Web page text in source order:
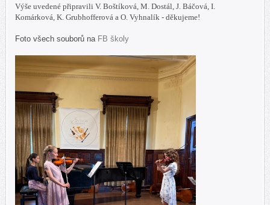
Výše uvedené připravili V. Boštíková, M. Dostál, J. Báčová, I.
Komárková, K. Grubhofferová a O. Vyhnalík - děkujeme!
Foto všech souborů na FB školy